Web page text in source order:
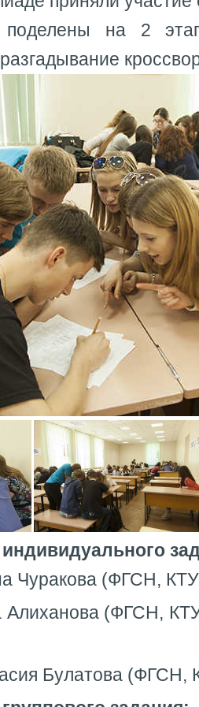
на 2
индивидуального
Чуракова (ФГСН,
Алиханова (ФГСН,
Булатова (ФГСН,